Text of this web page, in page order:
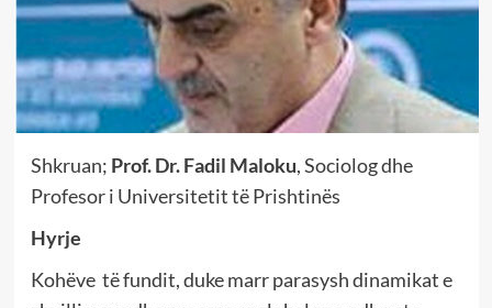
Shkruan; Prof. Dr. Fadil Maloku, Sociolog dhe
Profesor i Universitetit të Prishtinës
Hyrje
Kohëve të fundit, duke marr parasysh dinamikat e